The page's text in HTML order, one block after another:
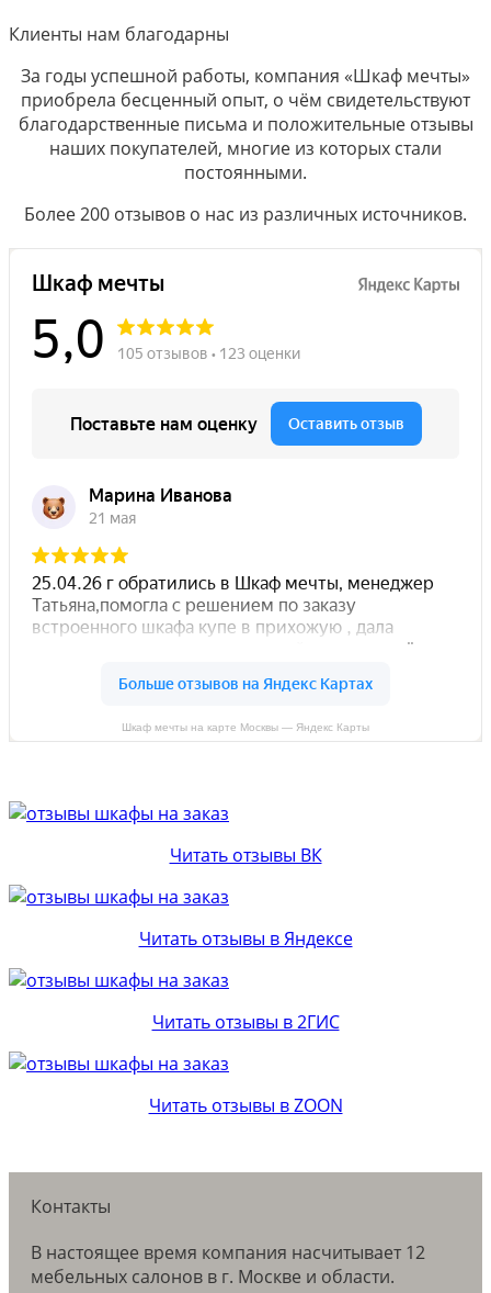
Клиенты нам благодарны
За годы успешной работы, компания «Шкаф мечты»
приобрела бесценный опыт, о чём свидетельствуют
благодарственные письма и положительные отзывы
наших покупателей, многие из которых стали
постоянными.
Более 200 отзывов о нас из различных источников.
Шкаф мечты на карте Москвы — Яндекс Карты
Читать отзывы ВК
Читать отзывы в Яндексе
Читать отзывы в 2ГИС
Читать отзывы в ZOON
Контакты
В настоящее время компания насчитывает 12
мебельных салонов в г. Москве и области.